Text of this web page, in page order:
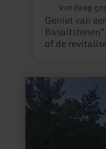
Vandaag
Geniet van
of de
meer
informatie
over:
Wassertretbecken